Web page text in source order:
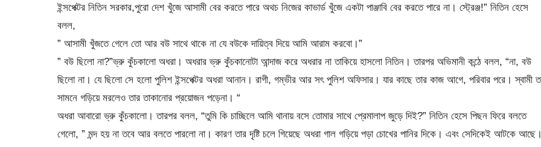
ইন্সপেক্টর নিতিন সরকার,পুরো দেশ খুঁজে আসামী বের করতে পারে অথচ নিজের কাভার্ড খুঁজে একটা পাঞ্জাবি বের করতে পারে না। স্ট্রেঞ্জ!” নিতিন হেসে
বলল,
” আসামী খুঁজতে গেলে তো আর বউ সাথে থাকে না যে বউকে দায়িত্ব দিয়ে আমি আরাম করবো।”
” বউ ছিলো না?”ভ্রু কুঁচকালো অধরা। অধরার ভ্রু কুঁচকানোটা আন্দাজ করে অধরার না তাকিয়ে হাসলো নিতিন। তারপর অভিমানী কন্ঠে বলল, “না, বউ
ছিলো না। যে ছিলো সে হলো পুলিশ ইন্সপেক্টর অধরা আনান। রাগী, গম্ভীর আর সৎ পুলিশ অফিসার। যার কাছে তার কাজ আগে, পরিবার পরে। স্বামী
সামনে গড়িয়ে মরলেও তার তাকানোর প্রয়োজন পড়েনা। “
অধরা আবারো ভ্রু কুঁচকালো। তারপর বলল, “তুমি কি চাচ্ছিলে আমি থানায় বসে তোমার সাথে প্রেমালাপ জুড়ে দিই?” নিতিন হেসে পিছন ফিরে বলতে
গেলো, ” মন্দ হয় না তবে আর বলতে পারলো না। কারণ তার দৃষ্টি চলে গিয়েছে অধরা গাল গড়িয়ে পড়া চোখের পানির দিকে। এবং সেদিকেই আটকে আছে।